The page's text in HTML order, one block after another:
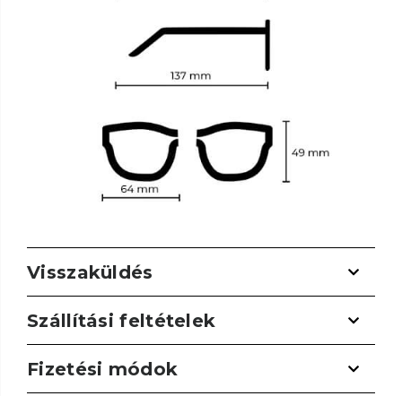
Visszaküldés
Szállítási feltételek
Fizetési módok